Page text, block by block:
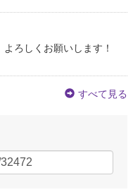
ろしくお願いします！
すべて見る